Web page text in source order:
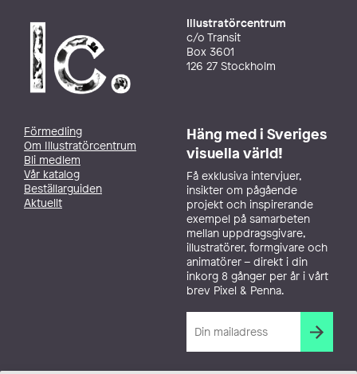
Illustratörcentrum
c/o Transit
Box 3601
126 27 Stockholm
Förmedling
Om Illustratörcentrum
Bli medlem
Vår katalog
Beställarguiden
Aktuellt
Häng med i Sveriges
visuella värld!
Få exklusiva intervjuer,
insikter om pågående
projekt och inspirerande
exempel på samarbeten
mellan uppdragsgivare,
illustratörer, formgivare och
animatörer – direkt i din
inkorg 8 gånger per år i vårt
brev Pixel & Penna.